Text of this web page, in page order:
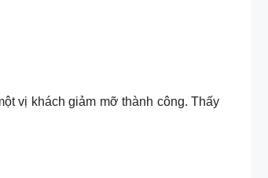
vị khách giảm mỡ thành công. Thấy